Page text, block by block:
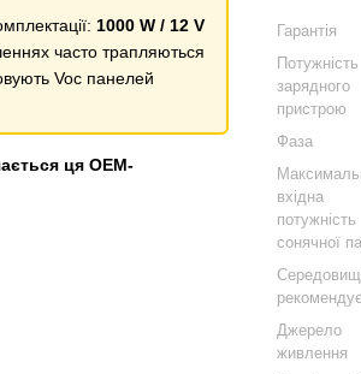
1000 W / 12 V
часто трапляються
Voc панелей
ця OEM-
Гарантія
Потужність
зарядного
пристрою
Фаза
вхідна
потужність
сонячної
Джерело
живлення